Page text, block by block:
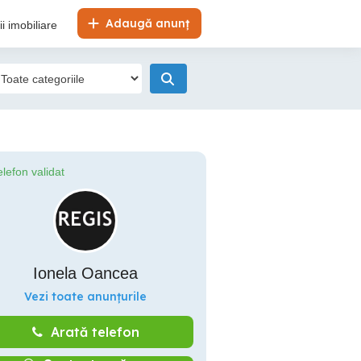
Adaugă anunț
imobiliare
validat
Ionela Oancea
Vezi toate anunțurile
Arată telefon